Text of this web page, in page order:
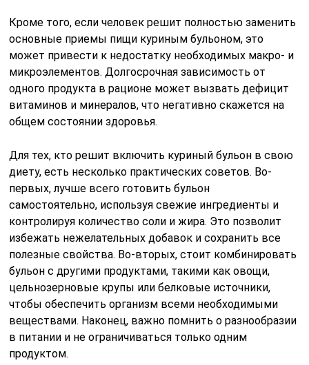
Кроме того, если человек решит полностью заменить
основные приемы пищи куриным бульоном, это
может привести к недостатку необходимых макро- и
микроэлементов. Долгосрочная зависимость от
одного продукта в рационе может вызвать дефицит
витаминов и минералов, что негативно скажется на
общем состоянии здоровья.
Для тех, кто решит включить куриный бульон в свою
диету, есть несколько практических советов. Во-
первых, лучше всего готовить бульон
самостоятельно, используя свежие ингредиенты и
контролируя количество соли и жира. Это позволит
избежать нежелательных добавок и сохранить все
полезные свойства. Во-вторых, стоит комбинировать
бульон с другими продуктами, такими как овощи,
цельнозерновые крупы или белковые источники,
чтобы обеспечить организм всеми необходимыми
веществами. Наконец, важно помнить о разнообразии
в питании и не ограничиваться только одним
продуктом.